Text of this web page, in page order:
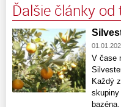
Ďalšie články
V čase
Každý
skupiny